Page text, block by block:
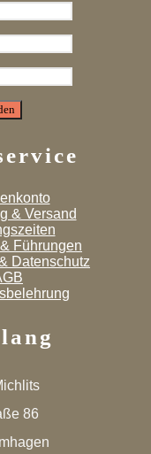
& Versand
Führungen
Datenschutz
86